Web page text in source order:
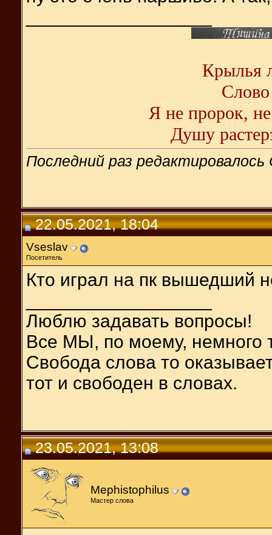
Крылья
Слово
Я не пророк,
Душу
Последний раз
22.05.2021, 18:04
Vseslav
Посетитель
Кто играл на пк вышедший
Люблю задавать вопросы!
Все МЫ, по моему, немного
Свобода слова то
тот и свободен в словах.
23.05.2021, 13:08
Mephistophilus
Мастер слова